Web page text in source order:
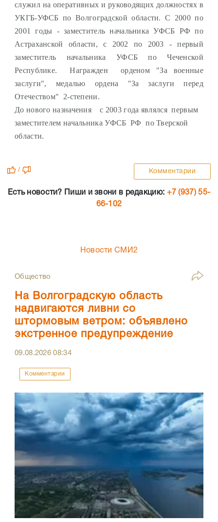
служил на оперативных и руководящих должностях в
УКГБ-УФСБ по Волгоградской области. С 2000 по
2001 годы - заместитель начальника УФСБ РФ по
Астраханской области, с 2002 по 2003 - первый
заместитель начальника УФСБ по Чеченской
Республике. Награжден орденом "За военные
заслуги", медалью ордена "За заслуги перед
Отечеством" 2-степени.
До нового назначения с 2003 года являлся первым
заместителем начальника УФСБ РФ по Тверской
области.
/ Комментарии
Есть новости? Пиши и звони в редакцию: +7 (937) 55-
66-102
Новости СМИ2
Общество
На Волгоградскую область
надвигаются ливни со
штормовым ветром: объявлено
экстренное предупреждение
09.08.202608:34
Комментарии